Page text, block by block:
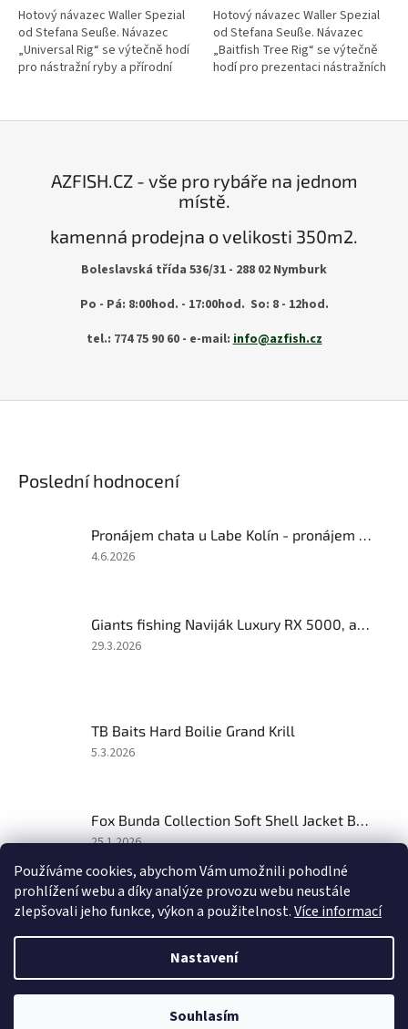
Používáme cookies, abychom Vám umožnili pohodlné
prohlížení webu a díky analýze provozu webu neustále
zlepšovali jeho funkce, výkon a použitelnost.Více informací
Nastavení
Souhlasím
Hotový návazec Waller Spezial
od Stefana Seuße. Návazec
„Universal Rig“ se výtečně hodí
pro nástražní ryby a přírodní
Hotový návazec Waller Spezial
od Stefana Seuße. Návazec
„Baitfish Tree Rig“ se výtečně
hodí pro prezentaci nástražních
AZFISH.CZ - vše pro rybáře na jednom
místě.
kamenná prodejna o velikosti 350m2.
Boleslavská třída 536/31 - 288 02 Nymburk
Po - Pá: 8:00hod. - 17:00hod. So: 8 - 12hod.
tel.: 774 75 90 60 - e-mail: info@azfish.cz
Poslední hodnocení
Hodnocení
z
5
4.6.2026
Hodnocení
5
hvězdiček.
29.3.2026
TB Baits Hard Boilie Grand Krill
Hodnocení
z
5
5.3.2026
Hodnocení
je
5
z
25.1.2026
Vytvořil Shoptet
AZFISH.CZ. Všechna práva vyhrazena.